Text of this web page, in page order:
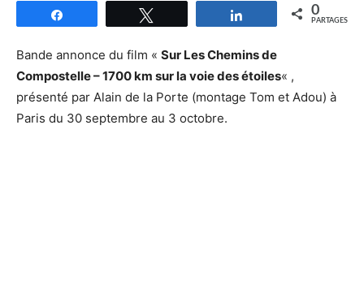
Partagez 0
PARTAGES
Bande annonce du film « Sur Les Chemins de
Compostelle – 1700 km sur la voie des étoiles« ,
présenté par Alain de la Porte (montage Tom et Adou) à
Paris du 30 septembre au 3 octobre.